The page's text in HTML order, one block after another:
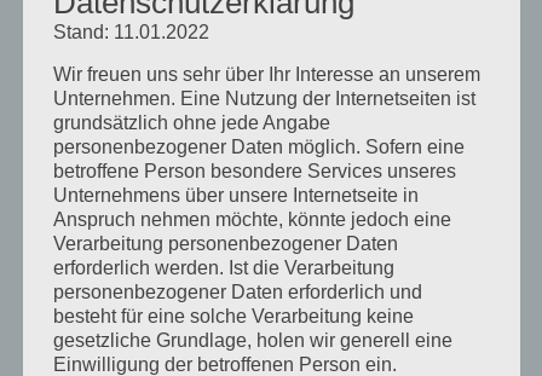
Juni 2017
August 2016
Juli 2016
November 2015
September 2015
August 2015
Juli 2015
Mai 2015
April 2015
Stand: 11.01.2022
Wir freuen uns sehr über Ihr Interesse an unserem
Unternehmen. Eine Nutzung der Internetseiten ist
grundsätzlich ohne jede Angabe
personenbezogener Daten möglich. Sofern eine
betroffene Person besondere Services unseres
Unternehmens über unsere Internetseite in
Anspruch nehmen möchte, könnte jedoch eine
Verarbeitung personenbezogener Daten
erforderlich werden. Ist die Verarbeitung
personenbezogener Daten erforderlich und
besteht für eine solche Verarbeitung keine
gesetzliche Grundlage, holen wir generell eine
Einwilligung der betroffenen Person ein.